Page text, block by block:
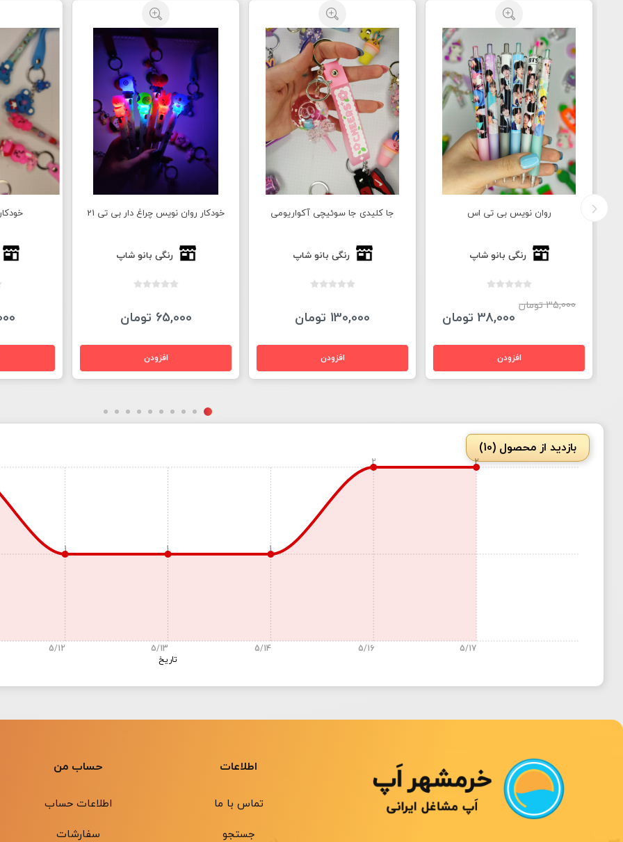
روان نویس بی تی اس
رنگی بانو شاپ
35,000 تومان
38,000 تومان
جا کلیدی جا سوئیچی آکواریومی
رنگی بانو شاپ
130,000 تومان
خودکار روان نویس چراغ دار بی تی 21
رنگی بانو شاپ
65,000 تومان
خودکار 8 رنگ بی تی 21
بازدید از محصول (10)
تاریخ
1 1 1
2 2
5/12 5/13 5/14 5/16 5/17
اطلاعات
تماس با ما
جستجو
حساب من
اطلاعات حساب
سفارشات